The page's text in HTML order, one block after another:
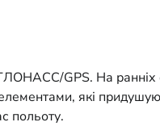
GPS. На ранніх
які
польоту.